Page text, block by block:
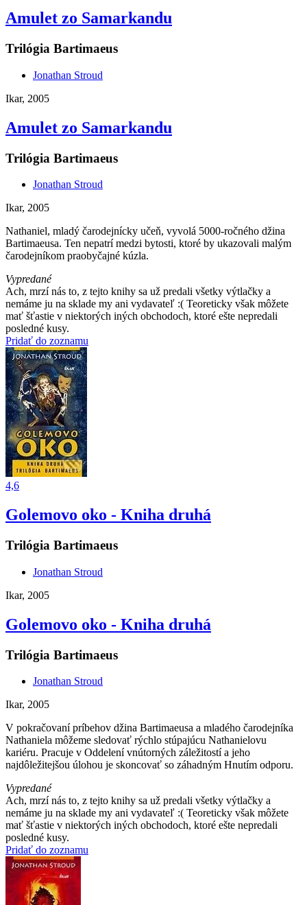
Amulet zo Samarkandu
Trilógia Bartimaeus
Jonathan Stroud
Ikar, 2005
Amulet zo Samarkandu
Trilógia Bartimaeus
Jonathan Stroud
Ikar, 2005
Nathaniel, mladý čarodejnícky učeň, vyvolá 5000-ročného džina
Bartimaeusa. Ten nepatrí medzi bytosti, ktoré by ukazovali malým
čarodejníkom praobyčajné kúzla.
Vypredané
Ach, mrzí nás to, z tejto knihy sa už predali všetky výtlačky a
nemáme ju na sklade my ani vydavateľ :( Teoreticky však môžete
mať šťastie v niektorých iných obchodoch, ktoré ešte nepredali
posledné kusy.
Pridať do zoznamu
4,6
Golemovo oko - Kniha druhá
Trilógia Bartimaeus
Jonathan Stroud
Ikar, 2005
Golemovo oko - Kniha druhá
Trilógia Bartimaeus
Jonathan Stroud
Ikar, 2005
V pokračovaní príbehov džina Bartimaeusa a mladého čarodejníka
Nathaniela môžeme sledovať rýchlo stúpajúcu Nathanielovu
kariéru. Pracuje v Oddelení vnútorných záležitostí a jeho
najdôležitejšou úlohou je skoncovať so záhadným Hnutím odporu.
Vypredané
Ach, mrzí nás to, z tejto knihy sa už predali všetky výtlačky a
nemáme ju na sklade my ani vydavateľ :( Teoreticky však môžete
mať šťastie v niektorých iných obchodoch, ktoré ešte nepredali
posledné kusy.
Pridať do zoznamu